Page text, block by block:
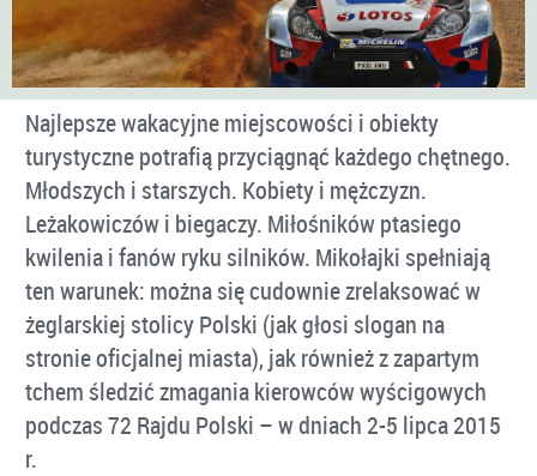
Najlepsze wakacyjne miejscowości i obiekty
turystyczne potrafią przyciągnąć każdego chętnego.
Młodszych i starszych. Kobiety i mężczyzn.
Leżakowiczów i biegaczy. Miłośników ptasiego
kwilenia i fanów ryku silników. Mikołajki spełniają
ten warunek: można się cudownie zrelaksować w
żeglarskiej stolicy Polski (jak głosi slogan na
stronie oficjalnej miasta), jak również z zapartym
tchem śledzić zmagania kierowców wyścigowych
podczas 72 Rajdu Polski – w dniach 2-5 lipca 2015
r.